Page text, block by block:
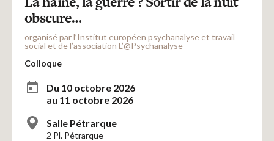
obscure…
organisé par l’Institut européen psychanalyse et travail
social et de l’association L’@Psychanalyse
Colloque
Du 10 octobre 2026
au 11 octobre 2026
Salle Pétrarque
2 Pl. Pétrarque